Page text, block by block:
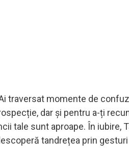
traversat momente de
dar și pentru a-ți
tale sunt aproape. În iubire,
tandrețea prin